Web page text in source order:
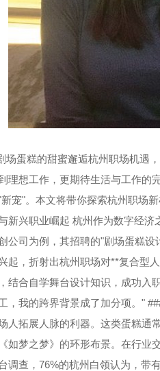
糕的甜蜜邂逅杭州职场机遇，
理想工作，更期待生活与工作
宠"。本文将带你探索杭州职场
新兴职业崛起 杭州作为数字经
公司为例，其招聘的"剧场蛋糕
起，折射出杭州职场对**复合型
结合自学舞台设计知识，成功入
，我的跨界背景成了加分项。"
人拓展人脉的利器。这类蛋糕通
如梦之梦》的环形布景。在行业
调查，76%的杭州白领认为，带